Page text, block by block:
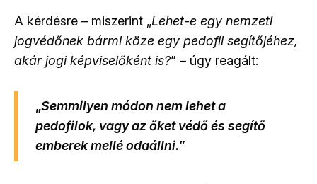
A kérdésre – miszerint „Lehet-e egy nemzeti
jogvédőnek bármi köze egy pedofil segítőjéhez,
akár jogi képviselőként is?” – úgy reagált:
„Semmilyen módon nem lehet a
pedofilok, vagy az őket védő és segítő
emberek mellé odaállni.”